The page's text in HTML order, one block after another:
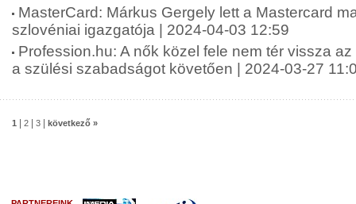
MasterCard: Márkus Gergely lett a Mastercard
szlovéniai igazgatója | 2024-04-03 12:59
Profession.hu: A nők közel fele nem tér vissza
a szülési szabadságot követően | 2024-03-27
1 2 3 következő »